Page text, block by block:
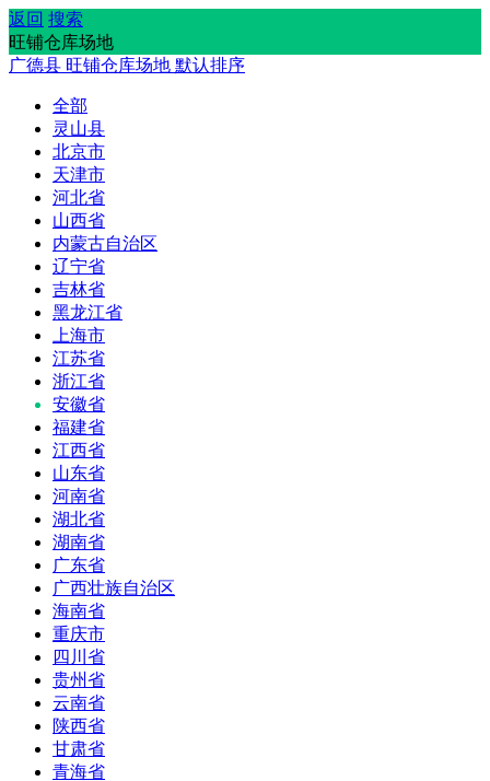
返回 搜索
旺铺仓库场地
广德县 旺铺仓库场地 默认排序
全部
灵山县
北京市
天津市
河北省
山西省
内蒙古自治区
辽宁省
吉林省
黑龙江省
上海市
江苏省
浙江省
安徽省
福建省
江西省
山东省
河南省
湖北省
湖南省
广东省
广西壮族自治区
海南省
重庆市
四川省
贵州省
云南省
陕西省
甘肃省
青海省